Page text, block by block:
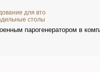
для вто
столы
парогенератором в